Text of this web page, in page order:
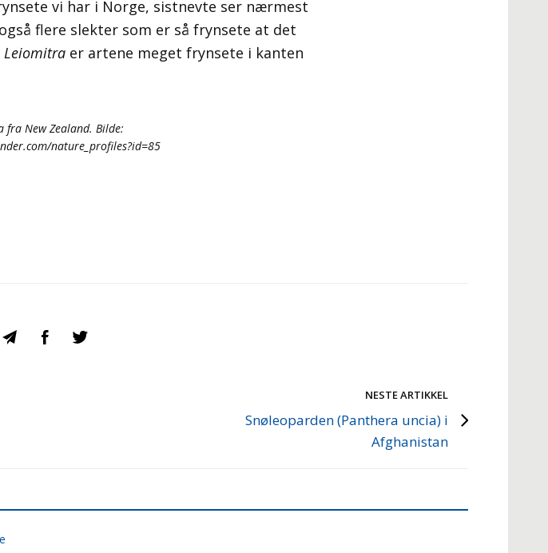
vi har i Norge, sistnevte ser nærmest
flere slekter som er så frynsete at det
Leiomitra er artene meget frynsete i kanten
New Zealand. Bilde:
nature_profiles?id=85
NESTE ARTIKKEL
Snøleoparden (Panthera uncia) i
Afghanistan